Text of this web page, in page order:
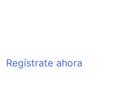
Regístrate ahora